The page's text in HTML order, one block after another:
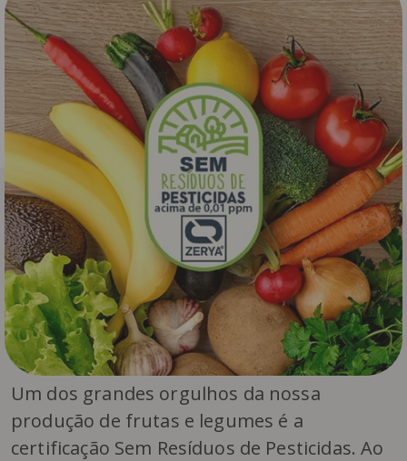
Um dos grandes orgulhos da nossa
produção de frutas e legumes é a
certificação Sem Resíduos de Pesticidas. Ao